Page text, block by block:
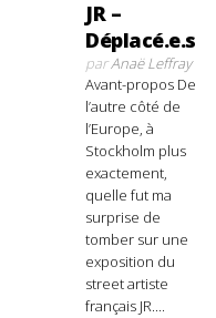
JR –
Déplacé.e.s
parAnaë Leffray
Avant-propos De
l’autre côté de
l’Europe, à
Stockholm plus
exactement,
quelle fut ma
surprise de
tomber sur une
exposition du
street artiste
français JR....